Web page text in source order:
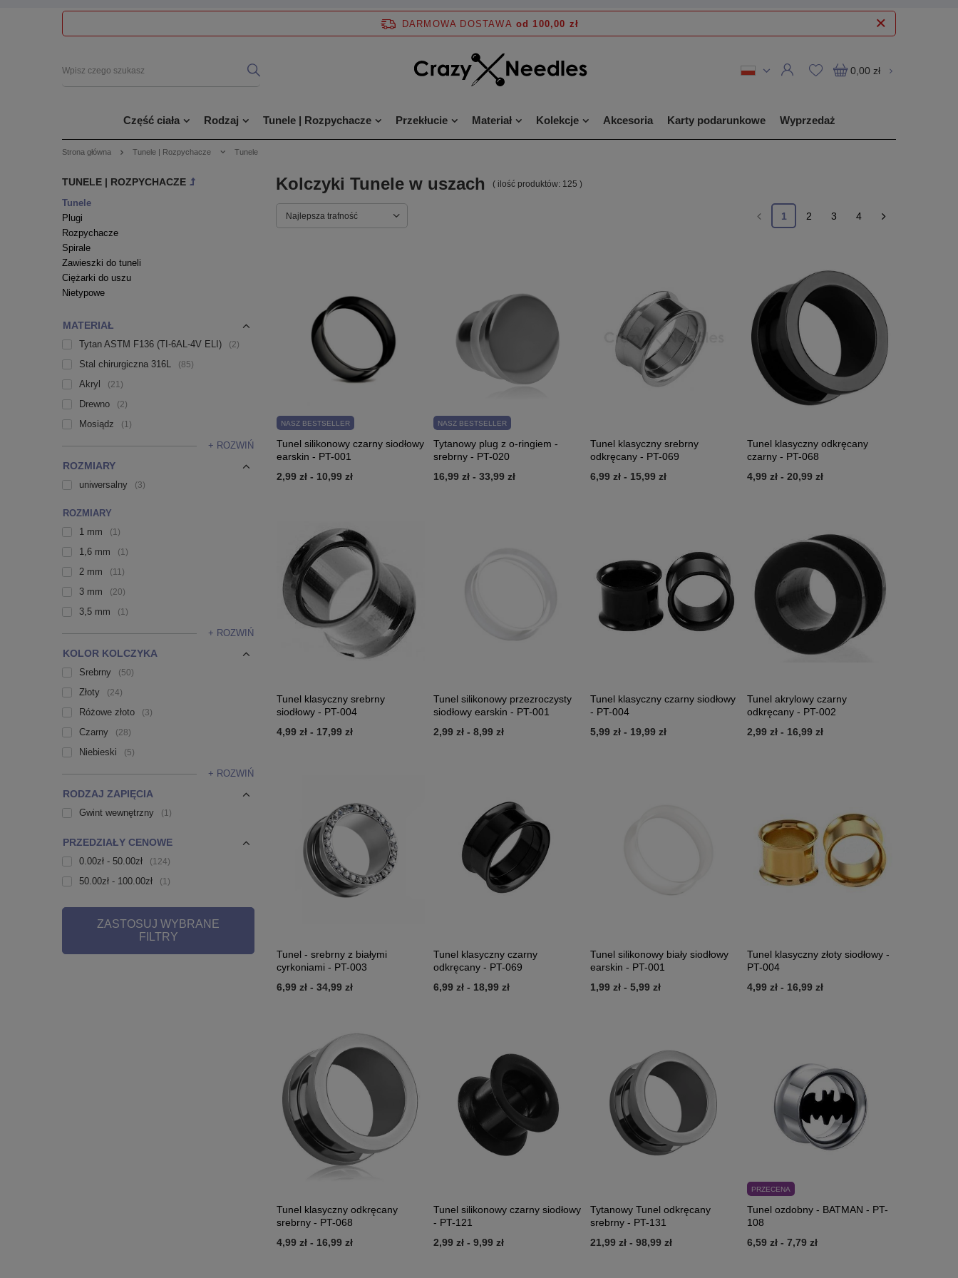
DARMOWA DOSTAWA od 100,00 zł
0,00 zł
Część ciała Rodzaj Tunele | Rozpychacze Przekłucie Materiał Kolekcje Akcesoria Karty podarunkowe Wyprzedaż
Strona główna Tunele | Rozpychacze Tunele
TUNELE | ROZPYCHACZE
Tunele
Plugi
Rozpychacze
Spirale
Zawieszki do tuneli
Ciężarki do uszu
Nietypowe
MATERIAŁ
Tytan ASTM F136 (TI-6AL-4V ELI) 2
Stal chirurgiczna 316L 85
Akryl 21
Drewno 2
Mosiądz 1
+ ROZWIŃ
ROZMIARY
uniwersalny 3
ROZMIARY
1 mm
1
1,6 mm 1
2 mm 11
3 mm 20
3,5 mm 1
+ ROZWIŃ
KOLOR KOLCZYKA
Srebrny 50
Złoty 24
Różowe złoto 3
Czarny 28
Niebieski 5
+ ROZWIŃ
RODZAJ ZAPIĘCIA
Gwint wewnętrzny 1
PRZEDZIAŁY CENOWE
0.00zł - 50.00zł 124
50.00zł - 100.00zł 1
ZASTOSUJ WYBRANE
FILTRY
Kolczyki Tunele w uszach ( ilość produktów: 125 )
Najlepsza trafność 1 2 3 4
NASZ BESTSELLER
Tunel silikonowy czarny siodłowy
earskin - PT-001
2,99 zł - 10,99 zł
NASZ BESTSELLER
Tytanowy plug z o-ringiem -
srebrny - PT-020
16,99 zł - 33,99 zł
Tunel klasyczny srebrny
odkręcany - PT-069
6,99 zł - 15,99 zł
Tunel klasyczny odkręcany
czarny - PT-068
4,99 zł - 20,99 zł
Tunel klasyczny srebrny
siodłowy - PT-004
4,99 zł - 17,99 zł
Tunel silikonowy przezroczysty
siodłowy earskin - PT-001
2,99 zł - 8,99 zł
Tunel klasyczny czarny siodłowy
- PT-004
5,99 zł - 19,99 zł
Tunel akrylowy czarny
odkręcany - PT-002
2,99 zł - 16,99 zł
Tunel - srebrny z białymi
cyrkoniami - PT-003
6,99 zł - 34,99 zł
Tunel klasyczny czarny
odkręcany - PT-069
6,99 zł - 18,99 zł
Tunel silikonowy biały siodłowy
earskin - PT-001
1,99 zł - 5,99 zł
Tunel klasyczny złoty siodłowy -
PT-004
4,99 zł - 16,99 zł
Tunel klasyczny odkręcany
srebrny - PT-068
4,99 zł - 16,99 zł
Tunel silikonowy czarny siodłowy
- PT-121
2,99 zł - 9,99 zł
Tytanowy Tunel odkręcany
srebrny - PT-131
21,99 zł - 98,99 zł
PRZECENA
Tunel ozdobny - BATMAN - PT-
108
6,59 zł - 7,79 zł